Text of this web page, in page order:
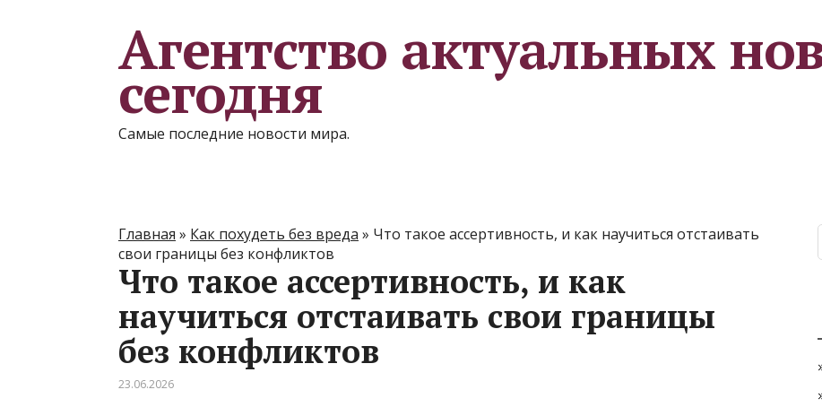
Агентство актуальных
сегодня
Самые последние новости мира.
Главная » Как похудеть без вреда » Что такое ассертивность, и как научиться отстаивать
свои границы без конфликтов
Что такое ассертивность, и как
научиться отстаивать свои границы
без конфликтов
23.06.2026